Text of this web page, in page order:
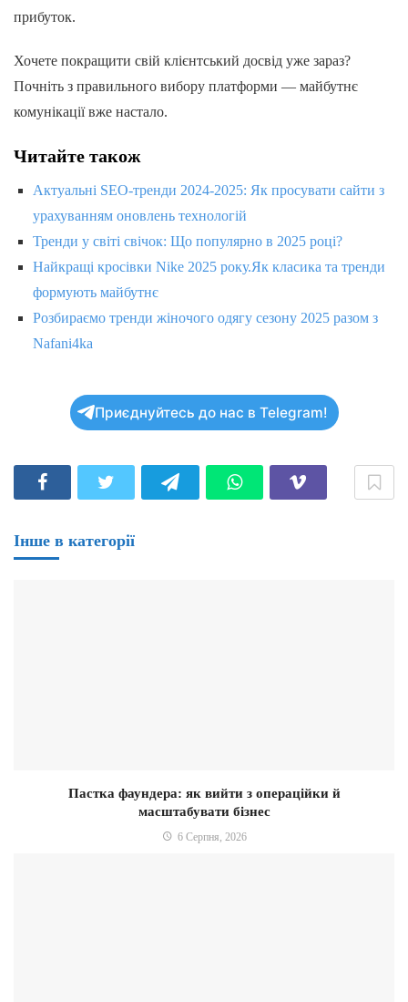
прибуток.
Хочете покращити свій клієнтський досвід уже зараз?
Почніть з правильного вибору платформи — майбутнє
комунікації вже настало.
Читайте також
Актуальні SEO-тренди 2024-2025: Як просувати сайти з
урахуванням оновлень технологій
Тренди у світі свічок: Що популярно в 2025 році?
Найкращі кросівки Nike 2025 року.Як класика та тренди
формують майбутнє
Розбираємо тренди жіночого одягу сезону 2025 разом з
Nafani4ka
Приєднуйтесь до нас в Telegram!
Інше в категорії
Пастка фаундера: як вийти з операційки й
масштабувати бізнес
6 Серпня, 2026